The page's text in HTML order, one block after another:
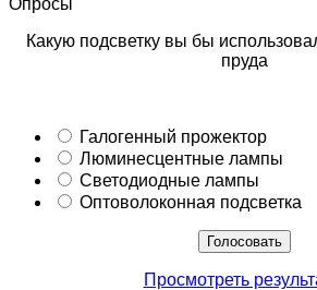
Какую подсветку вы бы
пруда
Галогенный прожектор
Люминесцентные лампы
Светодиодные лампы
Оптоволоконная подсветка
Просмотреть